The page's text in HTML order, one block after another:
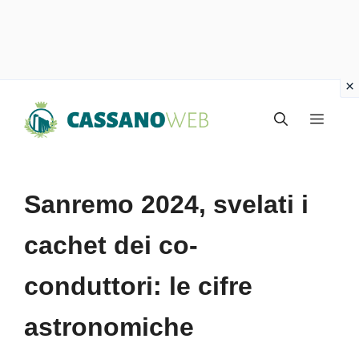
Menu
Sanremo 2024, svelati i
cachet dei co-
conduttori: le cifre
astronomiche